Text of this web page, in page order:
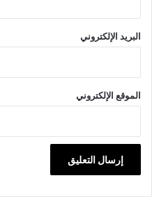
البريد الإلكتروني
الموقع الإلكتروني